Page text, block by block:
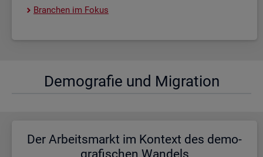
Bran­chen im Fokus
De­mo­gra­fie und Mi­gra­ti­on
Der Ar­beits­markt im Kon­text des de­mo­